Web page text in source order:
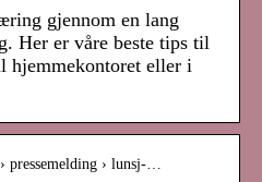
gjennom en lang
Her er våre beste tips til
hjemmekontoret eller i
pressemelding › lunsj-…